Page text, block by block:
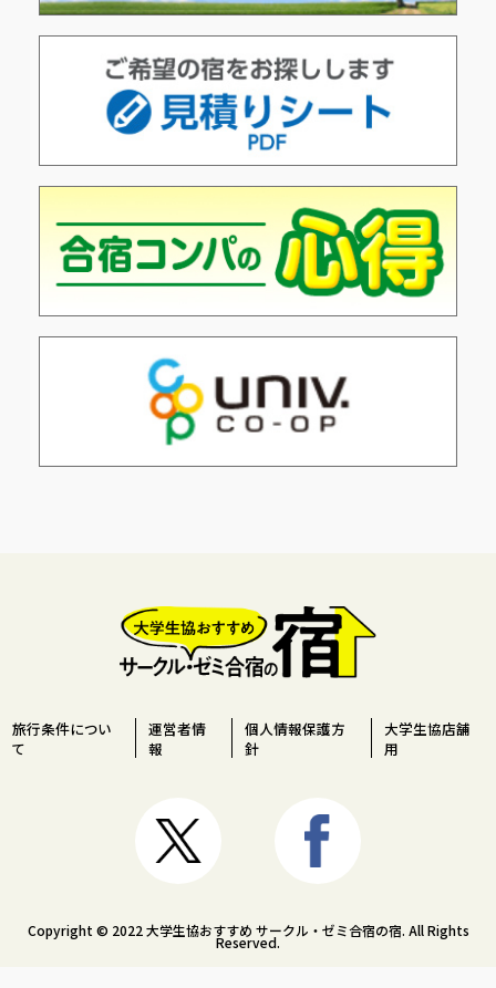
旅行条件につい
て
運営者情
報
個人情報保護方
針
大学生協店舗
用
Copyright © 2022 大学生協おすすめ サークル・ゼミ合宿の宿. All Rights
Reserved.